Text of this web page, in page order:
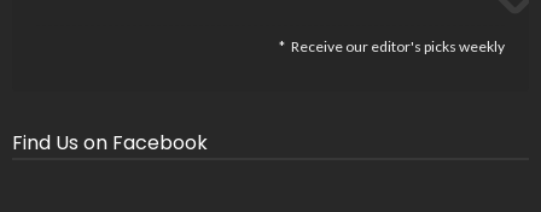
Receive our editor's picks weekly
Find Us on Facebook